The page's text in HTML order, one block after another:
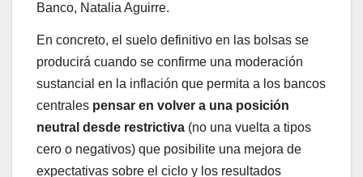
Banco, Natalia Aguirre.
En concreto, el suelo definitivo en las bolsas se
producirá cuando se confirme una moderación
sustancial en la inflación que permita a los bancos
centrales pensar en volver a una posición
neutral desde restrictiva (no una vuelta a tipos
cero o negativos) que posibilite una mejora de
expectativas sobre el ciclo y los resultados